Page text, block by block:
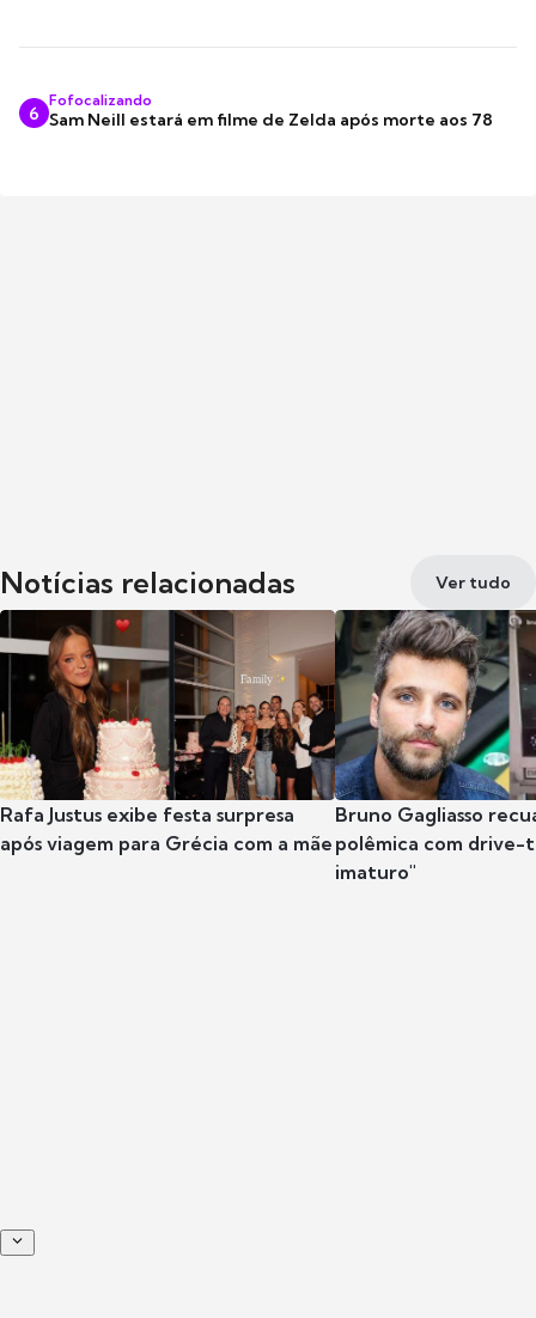
6
Fofocalizando
Sam Neill estará em filme de Zelda após morte aos 78
Notícias relacionadas Ver tudo
Rafa Justus exibe festa surpresa
após viagem para Grécia com a mãe
Bruno Gagliasso
polêmica com drive-
imaturo"